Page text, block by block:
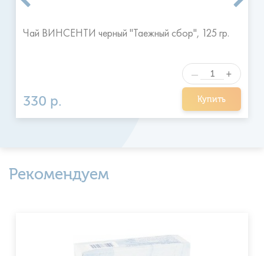
Чай ВИНСЕНТИ черный "Таежный сбор", 125 гр.
330 р. Купить
— +
Рекомендуем